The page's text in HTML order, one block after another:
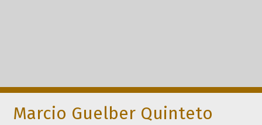
Marcio Guelber Quinteto